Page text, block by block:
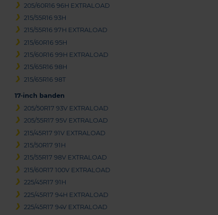
205/60R16 96H EXTRALOAD
215/55R16 93H
215/55R16 97H EXTRALOAD
215/60R16 95H
215/60R16 99H EXTRALOAD
215/65R16 98H
215/65R16 98T
17-inch banden
205/50R17 93V EXTRALOAD
205/55R17 95V EXTRALOAD
215/45R17 91V EXTRALOAD
215/50R17 91H
215/55R17 98V EXTRALOAD
215/60R17 100V EXTRALOAD
225/45R17 91H
225/45R17 94H EXTRALOAD
225/45R17 94V EXTRALOAD